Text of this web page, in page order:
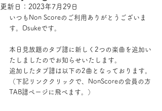
更新日： 2023年7月29日
いつもNon Scoreのご利用ありがとうございま
す。Dsukeです。
本日見放題のタブ譜に新しく2つの楽曲を追加い
たしましたのでお知らせいたします。
追加したタブ譜は以下の2曲となっております。
（下記リンククリックで、NonScoreの会員の方
TAB譜ページに飛べます。）